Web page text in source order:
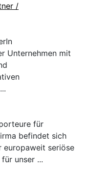
/
Unternehmen mit
für
befindet sich
europaweit seriöse
unser ...